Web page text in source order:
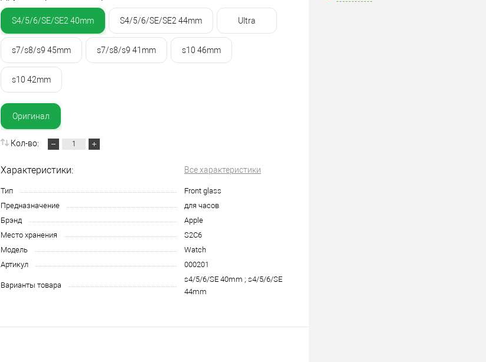
S4/5/6/SE/SE2 40mm S4/5/6/SE/SE2 44mm Ultra
s7/s8/s9 45mm s7/s8/s9 41mm s10 46mm
s10 42mm
Оригинал
Кол-во:
Характеристики: Все характеристики
Тип
Front glass
Предназначение
для часов
Брэнд
Apple
Место хранения
S2C6
Модель
Watch
Артикул
000201
Варианты товара
s4/5/6/SE 40mm ; s4/5/6/SE
44mm